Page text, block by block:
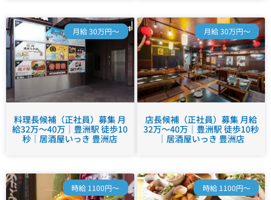
月給 30万円～
料理長候補（正社員）募集 月
給32万～40万｜豊洲駅 徒歩10
秒｜居酒屋いっき 豊洲店
月給 30万円～
店長候補（正社員）募集 月給
32万～40万｜豊洲駅 徒歩10秒
｜居酒屋いっき 豊洲店
時給 1100円～ 時給 1100円～